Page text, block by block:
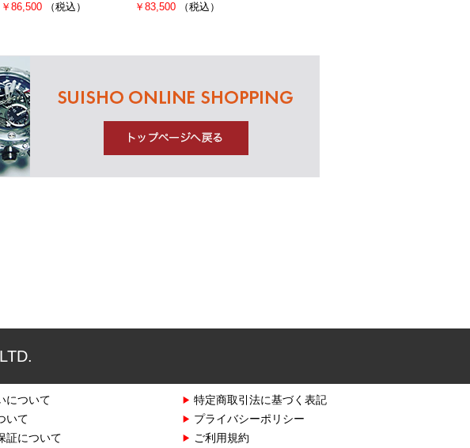
￥86,500 （税込） ￥83,500 （税込）
について
いて
証について
特定商取引法に基づく表記
プライバシーポリシー
ご利用規約